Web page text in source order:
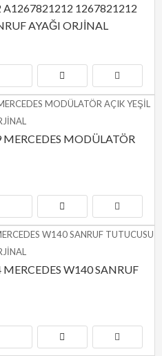
1267821212
AYAĞI ORJİNAL
MODÜLATÖR
W140 SANRUF